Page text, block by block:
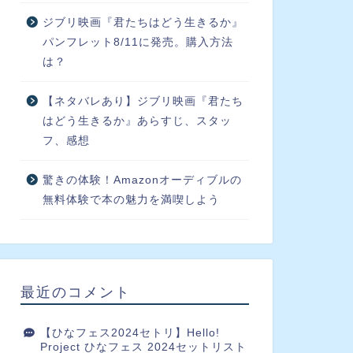
ジブリ映画『君たちはどう生きるか』
パンフレット8/11に発売。購入方法
は？
【ネタバレあり】ジブリ映画『君たち
はどう生きるか』あらすじ、スタッ
フ、感想
驚きの体験！Amazonオーディブルの
無料体験で本の魅力を満喫しよう
最近のコメント
【ひなフェス2024セトリ】Hello!
Project ひなフェス 2024セットリスト